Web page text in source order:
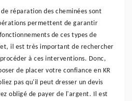
réparation des cheminées sont
permettent de garantir
de ces types de
il est très important de rechercher
à ces interventions. Donc,
de placer votre confiance en KR
pas qu'il peut dresser un devis
obligé de payer de l'argent. Il est